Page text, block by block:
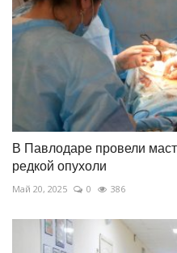
В Павлодаре провели
редкой опухоли
Май 20, 2025 0 386